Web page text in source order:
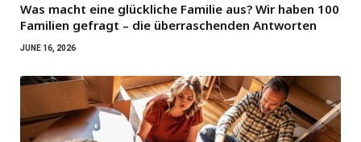
Was macht eine glückliche Familie aus? Wir haben 100
Familien gefragt – die überraschenden Antworten
JUNE 16, 2026